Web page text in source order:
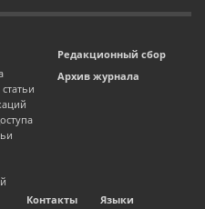
Редакционный сбор
Архив журнала
Контакты
Языки